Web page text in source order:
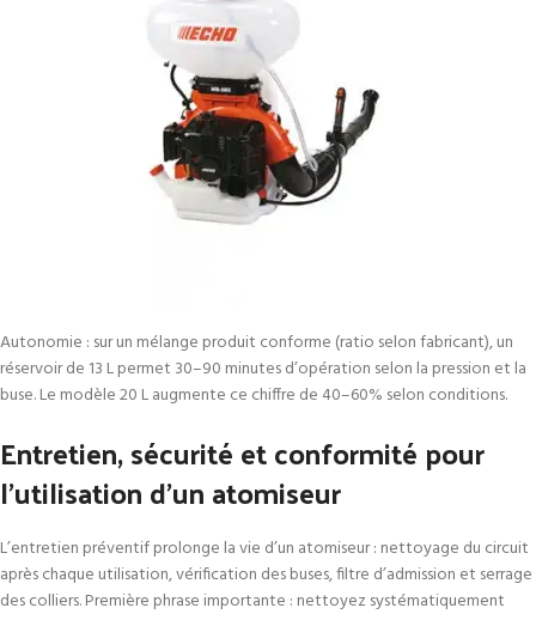
Autonomie : sur un mélange produit conforme (ratio selon fabricant), un
réservoir de 13 L permet 30–90 minutes d’opération selon la pression et la
buse. Le modèle 20 L augmente ce chiffre de 40–60% selon conditions.
Entretien, sécurité et conformité pour
l’utilisation d’un atomiseur
L’entretien préventif prolonge la vie d’un atomiseur : nettoyage du circuit
après chaque utilisation, vérification des buses, filtre d’admission et serrage
des colliers. Première phrase importante : nettoyez systématiquement